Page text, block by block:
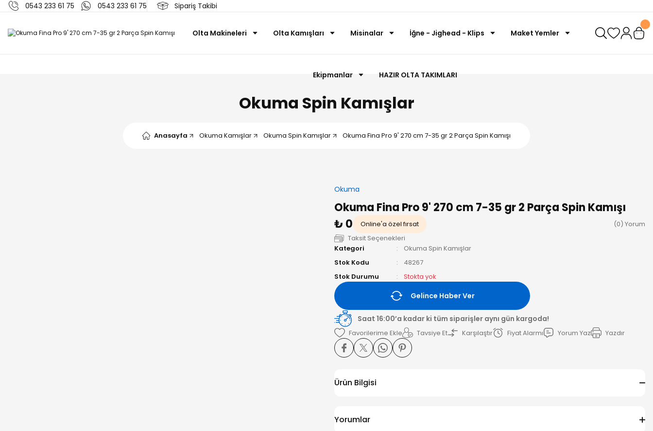
0543 233 61 75 0543 233 61 75 Sipariş Takibi
Olta Makineleri Olta Kamışları Misinalar İğne - Jighead - Klips Maket Yemler
Ekipmanlar HAZIR OLTA TAKIMLARI
Okuma Spin Kamışlar
Anasayfa Okuma Kamışlar Okuma Spin Kamışlar Okuma Fina Pro 9' 270 cm 7-35 gr 2 Parça Spin Kamışı
Okuma
Okuma Fina Pro 9' 270 cm 7-35 gr 2 Parça Spin Kamışı
₺ 0
Online'a özel fırsat
(0) Yorum
Taksit Seçenekleri
Kategori
Okuma Spin Kamışlar
Stok Kodu
48267
Stok Durumu
Stokta yok
Gelince Haber Ver
Saat 16:00’a kadar ki tüm siparişler aynı gün kargoda!
Tavsiye Et Karşılaştır Fiyat Alarmı Yorum Yaz Yazdır
Ürün Bilgisi
Yorumlar